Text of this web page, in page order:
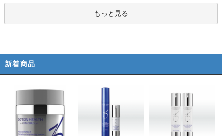
もっと見る
新着商品